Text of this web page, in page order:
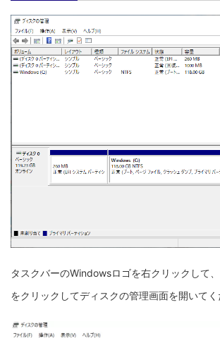
タスクバーのWindowsロゴを右クリックして
をクリックしてディスクの管理画面を開いてく